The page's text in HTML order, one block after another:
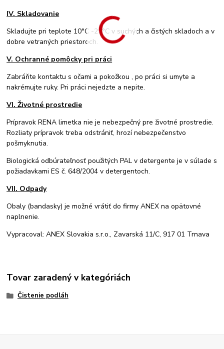
IV. Skladovanie
Skladujte pri teplote 10°C -25°C v suchých a čistých skladoch a v
dobre vetraných priestoroch.
V. Ochranné pomôcky pri práci
Zabráňte kontaktu s očami a pokožkou , po práci si umyte a
nakrémujte ruky. Pri práci nejedzte a nepite.
VI. Životné prostredie
Prípravok RENA limetka nie je nebezpečný pre životné prostredie.
Rozliaty prípravok treba odstrániť, hrozí nebezpečenstvo
pošmyknutia.
Biologická odbúrateľnosť použitých PAL v detergente je v súlade s
požiadavkami ES č. 648/2004 v detergentoch.
VII. Odpady
Obaly (bandasky) je možné vrátiť do firmy ANEX na opätovné
naplnenie.
Vypracoval: ANEX Slovakia s.r.o., Zavarská 11/C, 917 01 Trnava
Tovar zaradený v kategóriách
Čistenie podláh